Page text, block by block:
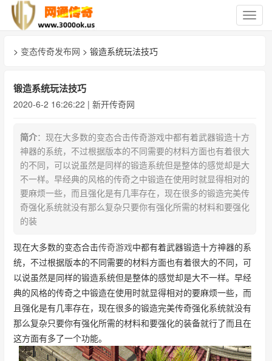
切
换
> 变态传奇发布网 > 锻造系统玩法技巧
锻造系统玩法技巧
2020-6-2 16:26:22 | 新开传奇网
简介：现在大多数的变态合击传奇游戏中都有着武器锻造十方
神器的系统，不过根据版本的不同需要的材料方面也有着很大
的不同，可以说虽然是同样的锻造系统但是整体的感觉却是大
不一样。早经典的风格的传奇之中锻造在使用时就显得相对的
要麻烦一些，而且强化是有几率存在，现在很多的锻造完美传
奇强化系统就没有那么复杂只要你有强化所需的材料和要强化
的装
现在大多数的变态合击传奇游戏中都有着武器锻造十方神器的系
统，不过根据版本的不同需要的材料方面也有着很大的不同，可
以说虽然是同样的锻造系统但是整体的感觉却是大不一样。早经
典的风格的传奇之中锻造在使用时就显得相对的要麻烦一些，而
且强化是有几率存在，现在很多的锻造完美传奇强化系统就没有
那么复杂只要你有强化所需的材料和要强化的装备就行了而且在
这方面有多了一个功能。